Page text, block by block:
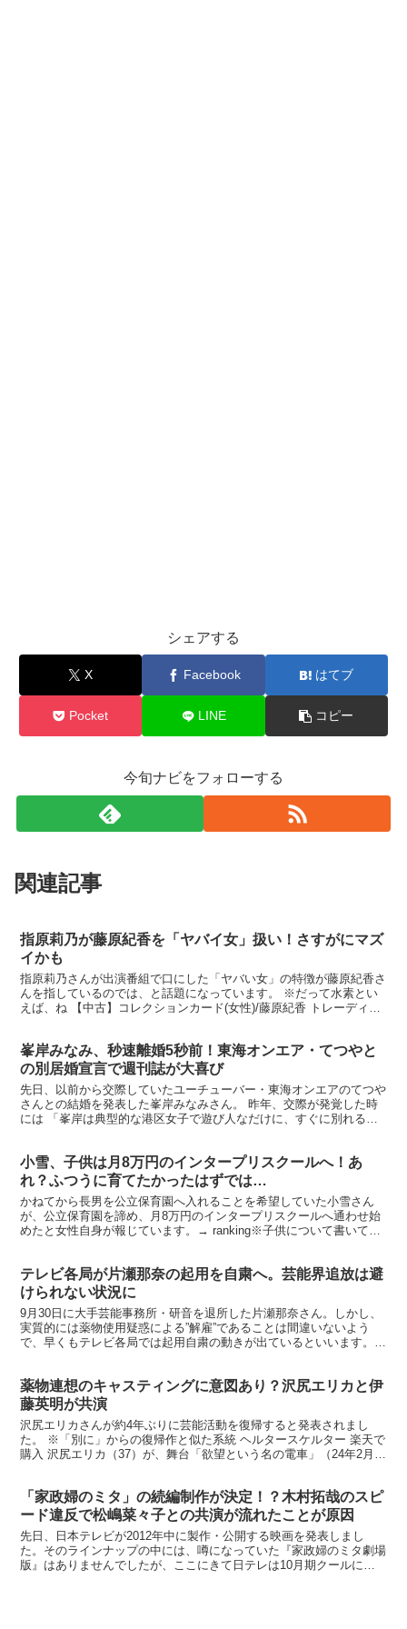
シェアする
X Facebook はてブ
Pocket LINE コピー
今旬ナビをフォローする
関連記事
指原莉乃が藤原紀香を「ヤバイ女」扱い！さすがにマズ
イかも
指原莉乃さんが出演番組で口にした「ヤバい女」の特徴が藤原紀香さ
んを指しているのでは、と話題になっています。 ※だって水素とい
えば、ね 【中古】コレクションカード(女性)/藤原紀香 トレーディン
峯岸みなみ、秒速離婚5秒前！東海オンエア・てつやと
の別居婚宣言で週刊誌が大喜び
先日、以前から交際していたユーチューバー・東海オンエアのてつや
さんとの結婚を発表した峯岸みなみさん。 昨年、交際が発覚した時
には 「峯岸は典型的な港区女子で遊び人なだけに、すぐに別れるだ
小雪、子供は月8万円のインタープリスクールへ！あ
れ？ふつうに育てたかったはずでは…
かねてから長男を公立保育園へ入れることを希望していた小雪さん
が、公立保育園を諦め、月8万円のインタープリスクールへ通わせ始
めたと女性自身が報じています。→ ranking※子供について書いてい
テレビ各局が片瀬那奈の起用を自粛へ。芸能界追放は避
けられない状況に
9月30日に大手芸能事務所・研音を退所した片瀬那奈さん。しかし、
実質的には薬物使用疑惑による”解雇”であることは間違いないよう
で、早くもテレビ各局では起用自粛の動きが出ているといいます。
薬物連想のキャスティングに意図あり？沢尻エリカと伊
藤英明が共演
沢尻エリカさんが約4年ぶりに芸能活動を復帰すると発表されまし
た。 ※「別に」からの復帰作と似た系統 ヘルタースケルター 楽天で
購入 沢尻エリカ（37）が、舞台「欲望という名の電車」（24年2月
「家政婦のミタ」の続編制作が決定！？木村拓哉のスピ
ード違反で松嶋菜々子との共演が流れたことが原因
先日、日本テレビが2012年中に製作・公開する映画を発表しまし
た。そのラインナップの中には、噂になっていた『家政婦のミタ劇場
版』はありませんでしたが、ここにきて日テレは10月期クールにお